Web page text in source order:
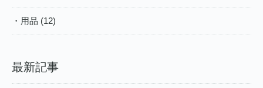
・用品 (12)
最新記事